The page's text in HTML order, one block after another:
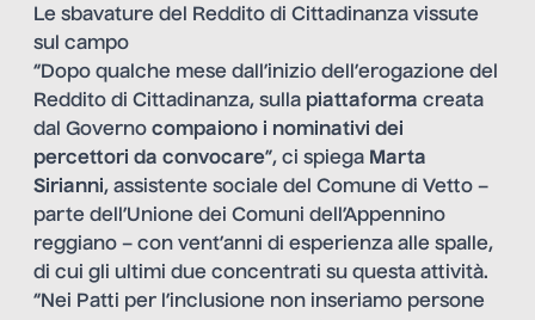
Le sbavature del Reddito di Cittadinanza vissute
sul campo
“Dopo qualche mese dall’inizio dell’erogazione del
Reddito di Cittadinanza, sulla piattaforma creata
dal Governo compaiono i nominativi dei
percettori da convocare”, ci spiega Marta
Sirianni, assistente sociale del Comune di Vetto –
parte dell’Unione dei Comuni dell’Appennino
reggiano – con vent’anni di esperienza alle spalle,
di cui gli ultimi due concentrati su questa attività.
“Nei Patti per l’inclusione non inseriamo persone